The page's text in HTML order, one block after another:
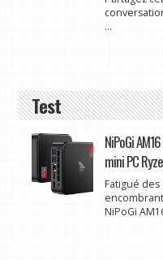
...
Test
NiPoGi
mini PC
Fatigué
NiPoGi